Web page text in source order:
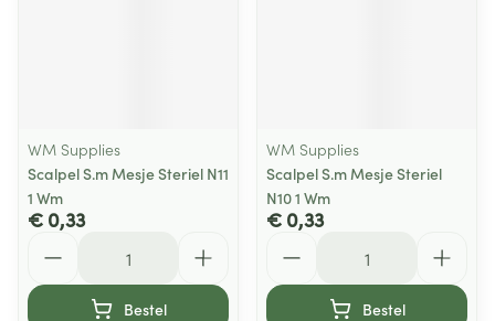
WM Supplies
Scalpel S.m Mesje Steriel N11
1 Wm
€ 0,33
Bestel
WM Supplies
Scalpel S.m Mesje Steriel
N10 1 Wm
€ 0,33
Bestel